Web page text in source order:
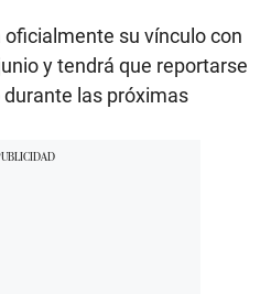
oficialmente su vínculo con
y tendrá que reportarse
las próximas